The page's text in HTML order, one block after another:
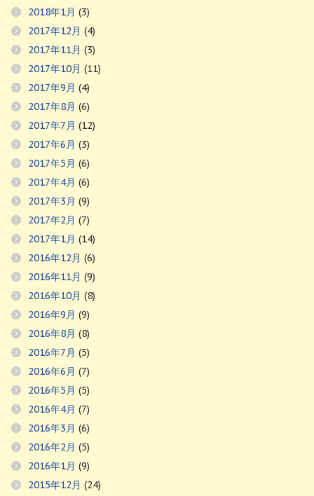
2018年1月 (3)
2017年12月 (4)
2017年11月 (3)
2017年10月 (11)
2017年9月 (4)
2017年8月 (6)
2017年7月 (12)
2017年6月 (3)
2017年5月 (6)
2017年4月 (6)
2017年3月 (9)
2017年2月 (7)
2017年1月 (14)
2016年12月 (6)
2016年11月 (9)
2016年10月 (8)
2016年9月 (9)
2016年8月 (8)
2016年7月 (5)
2016年6月 (7)
2016年5月 (5)
2016年4月 (7)
2016年3月 (6)
2016年2月 (5)
2016年1月 (9)
2015年12月 (24)